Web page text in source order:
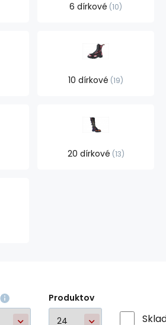
6 dírkové 10
10 dírkové 19
20 dírkové 13
Produktov